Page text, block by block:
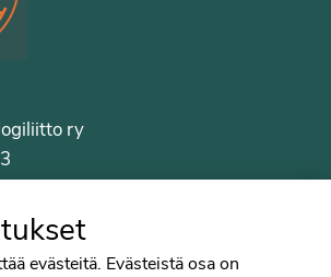
ry
sivut
evästeitä. Evästeistä osa on